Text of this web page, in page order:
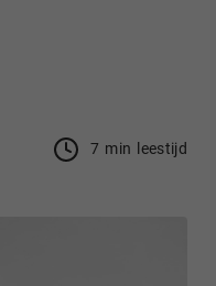
7 min leestijd